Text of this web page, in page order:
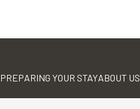
PREPARING YOUR STAYABOUT US